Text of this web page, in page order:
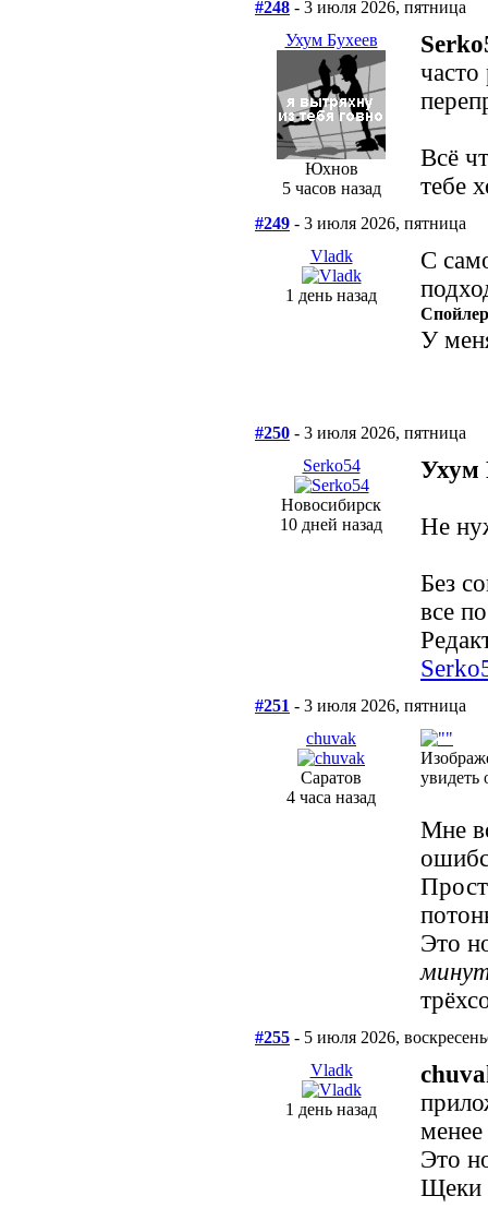
#248 - 3 июля 2026, пятница
Ухум Бухеев
Юхнов
5 часов назад
часто
Всё
тебе
#249 - 3 июля 2026, пятница
Vladk
1 день назад
С
Спойлер
У
#250 - 3 июля 2026, пятница
Serko54
Новосибирск
10 дней назад
Ухум
Не
Без
все
#251 - 3 июля 2026, пятница
chuvak
Саратов
4 часа назад
увидеть
Мне
Это
#255 - 5 июля 2026,
Vladk
1 день назад
менее
Это
Щеки